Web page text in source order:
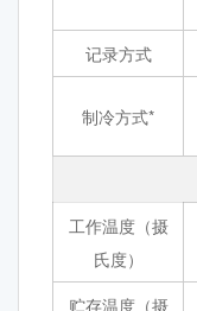
记录方式
制冷方式*
工作温度（摄
氏度）
贮存温度（摄